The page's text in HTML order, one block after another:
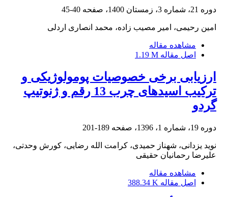
دوره 21، شماره 3، زمستان 1400، صفحه 40-45
امین رحیمی، امیر مصیب زاده، محمد انصاری اردلی
مشاهده مقاله
اصل مقاله 1.19 M
ارزیابی برخی خصوصیات پومولوژیکی و
ترکیب اسیدهای چرب 13 رقم و ژنوتیپ
گردو
دوره 19، شماره 1، 1396، صفحه 189-201
نوید یزدانی، شهناز حمیدی، کرامت الله رضایی، کورش وحدتی،
علیرضا رحمانیان حقیقی
مشاهده مقاله
اصل مقاله 388.34 K